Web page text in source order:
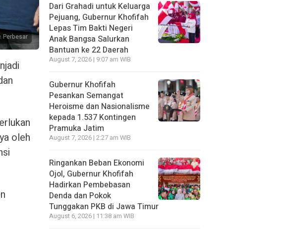
Perbesar
oleh
Dari Grahadi untuk Keluarga
Pejuang, Gubernur Khofifah
Lepas Tim Bakti Negeri
Anak Bangsa Salurkan
Bantuan ke 22 Daerah
August 7, 2026 | 9:07 am WIB
Gubernur Khofifah
Pesankan Semangat
Heroisme dan Nasionalisme
kepada 1.537 Kontingen
Pramuka Jatim
August 7, 2026 | 2:27 am WIB
Ringankan Beban Ekonomi
Ojol, Gubernur Khofifah
Hadirkan Pembebasan
Denda dan Pokok
Tunggakan PKB di Jawa Timur
August 6, 2026 | 11:38 am WIB